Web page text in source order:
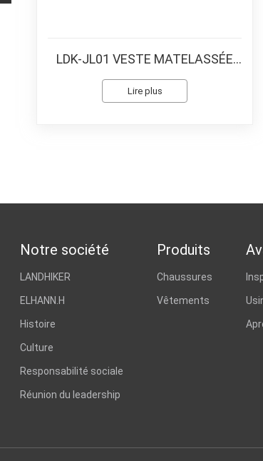
LDK-JL01 VESTE MATELASSÉE
FEMME
Lire plus
Notre société
LANDHIKER
ELHANN.H
Histoire
Culture
Responsabilité sociale
Réunion du leadership
Produits
Chaussures
Vêtements